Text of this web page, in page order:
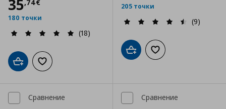
35,74€
Цена
180 точки
(18)
Добави в кошницата
Добави към списъка с любими
205 точки
(9)
Добави в кошницата
Добави към
Сравнение Сравнение